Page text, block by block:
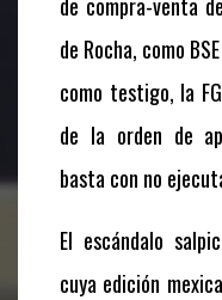
de Rocha, como
como testigo, la
de la orden de
basta con no
El escándalo
cuya edición